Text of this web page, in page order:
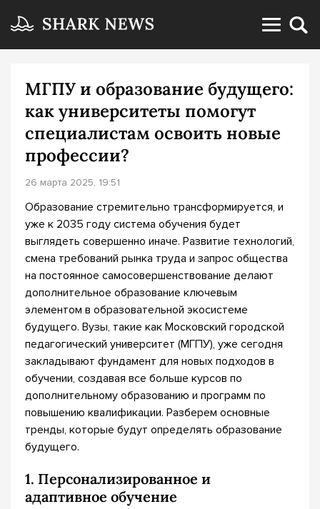
МГПУ и образование будущего:
как университеты помогут
специалистам освоить новые
профессии?
26 марта 2025, 19:51
Образование стремительно трансформируется, и
уже к 2035 году система обучения будет
выглядеть совершенно иначе. Развитие технологий,
смена требований рынка труда и запрос общества
на постоянное самосовершенствование делают
дополнительное образование ключевым
элементом в образовательной экосистеме
будущего. Вузы, такие как Московский городской
педагогический университет (МГПУ), уже сегодня
закладывают фундамент для новых подходов в
обучении, создавая все больше курсов по
дополнительному образованию и программ по
повышению квалификации. Разберем основные
тренды, которые будут определять образование
будущего.
1. Персонализированное и
адаптивное обучение